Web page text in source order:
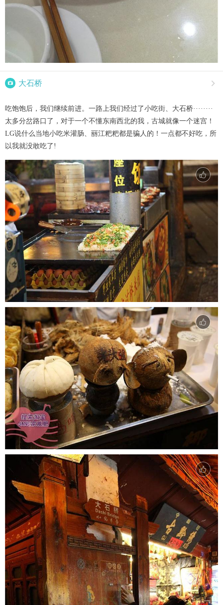
 大石桥 
吃饱饱后，我们继续前进。一路上我们经过了小吃街、大石桥········
太多分岔路口了，对于一个不懂东南西北的我，古城就像一个迷宫！
LG说什么当地小吃米灌肠、丽江粑粑都是骗人的！一点都不好吃，所
以我就没敢吃了!